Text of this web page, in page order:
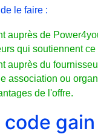
le faire :
auprès de
qui soutiennent ce
auprès du
association ou
de l'offre.
gain